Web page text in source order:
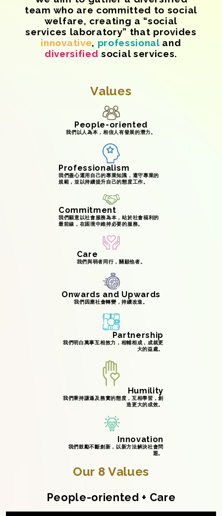
team who are committed to social
welfare, creating a “social
services laboratory” that provides
innovative, professional and
diversified social services.
Values
People-oriented
我們以人為本，相信人有發展的潛力。
Professionalism
我們盡心運用自己的專業知識，遵守專業的
規範，並以持續提升自己的態度工作。
Commitment
我們願意以社會服務為本，站於社會福利的
最前線，在困境中維持必要的服務。
Care
我們與弱者同行，關顧他者。
Onwards and Upwards
我們因應社會轉變，持續改進。
Partnership
我們明白萬事互相效力，相輔相成，成就更
大的益處。
Humility
我們秉持謙遜及務實的態度，互相學習，創
造更大的成效。
Innovation
我們鼓勵不斷創新，以新方法解決社會問
題。
Our 8 Values
People-oriented + Care